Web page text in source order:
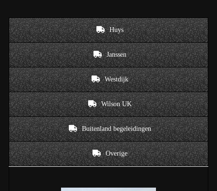
Huys
Janssen
Westdijk
Wilson UK
Buitenland begeleidingen
Overige